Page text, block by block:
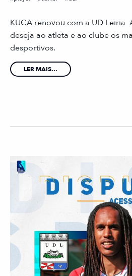
KUCA renovou com a UD Leiria
deseja ao atleta e ao clube os
desportivos.
LER MAIS...